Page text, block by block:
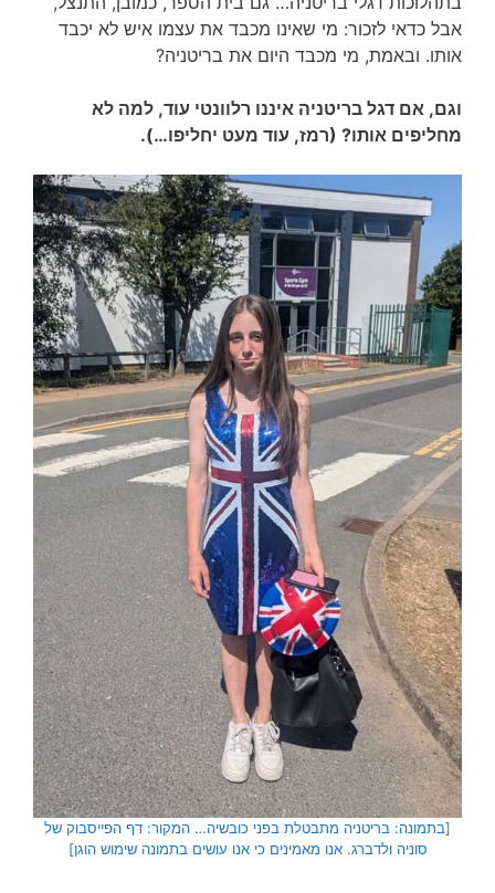
אבל כדאי לזכור: מי שאינו מכבד את עצמו איש לא יכבד
אותו. ובאמת, מי מכבד היום את בריטניה?
וגם, אם דגל בריטניה איננו רלוונטי עוד, למה לא
מחליפים אותו? (רמז, עוד מעט יחליפו…).
[בתמונה: בריטניה מתבטלת בפני כובשיה… המקור: דף הפייסבוק של
סוניה ולדברג. אנו מאמינים כי אנו עושים בתמונה שימוש הוגן]